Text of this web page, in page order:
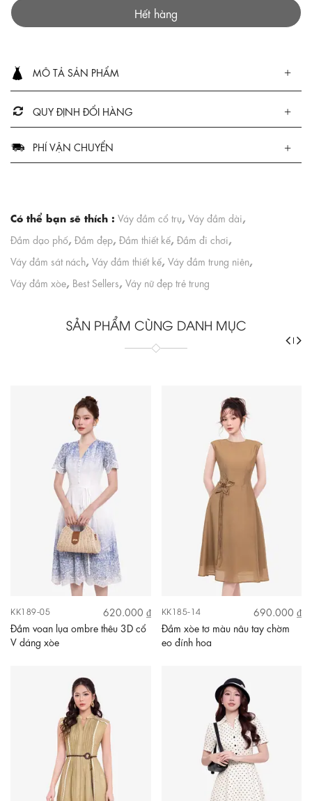
Hết hàng
MÔ TẢ SẢN PHẨM
QUY ĐỊNH ĐỔI HÀNG
PHÍ VẬN CHUYỂN
Có thể bạn sẽ thích : Váy đầm cổ trụ, Váy đầm dài,
Đầm dạo phố, Đầm đẹp, Đầm thiết kế, Đầm đi chơi,
Váy đầm sát nách, Váy đầm thiết kế, Váy đầm trung niên,
Váy đầm xòe, Best Sellers, Váy nữ đẹp trẻ trung
SẢN PHẨM CÙNG DANH MỤC
KK189-05
620.000 ₫
Đầm voan lụa ombre thêu 3D cổ
V dáng xòe
KK185-14
690.000 ₫
Đầm xòe tơ màu nâu tay chờm
eo đính hoa